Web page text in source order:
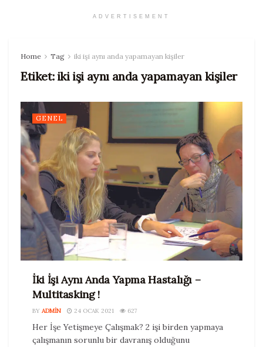
ADVERTISEMENT
Home Tag iki işi aynı anda yapamayan kişiler
Etiket: iki işi aynı anda yapamayan kişiler
GENEL
İki İşi Aynı Anda Yapma Hastalığı –
Multitasking !
BY ADMIN 24 OCAK 2021 627
Her İşe Yetişmeye Çalışmak? 2 işi birden yapmaya
çalışmanın sorunlu bir davranış olduğunu